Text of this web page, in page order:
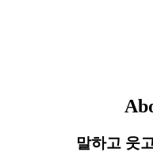
말하고 웃